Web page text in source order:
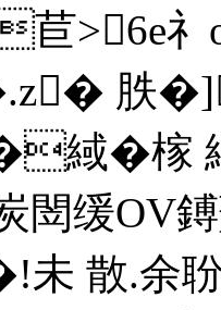
>6e礻
胅�
緎�
缓OV鎛
未 散.余